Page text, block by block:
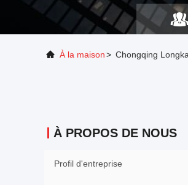
À la maison> Chongqing
À PROPOS DE NOUS
Profil d'entreprise